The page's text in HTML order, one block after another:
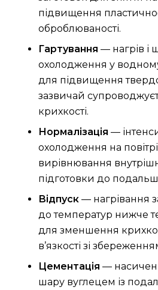
підвищення
оброблюваності.
Гартування — нагрів і
охолодження у
для підвищення
зазвичай
крихкості.
Нормалізація —
охолодження на
вирівнювання
підготовки до
Відпуск — нагрівання
до температур нижче
для зменшення
в’язкості зі
Цементація —
шару вуглецем із